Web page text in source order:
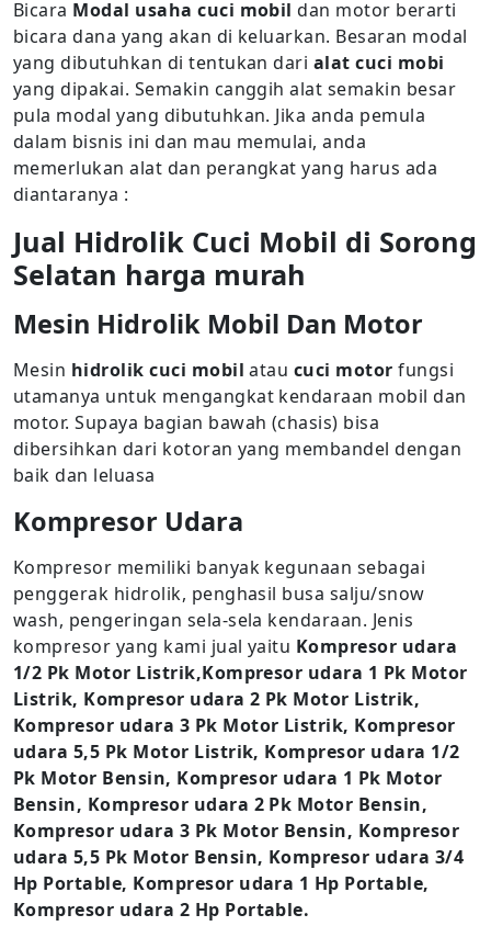
Bicara Modal usaha cuci mobil dan motor berarti
bicara dana yang akan di keluarkan. Besaran modal
yang dibutuhkan di tentukan dari alat cuci mobi
yang dipakai. Semakin canggih alat semakin besar
pula modal yang dibutuhkan. Jika anda pemula
dalam bisnis ini dan mau memulai, anda
memerlukan alat dan perangkat yang harus ada
diantaranya :
Jual Hidrolik Cuci Mobil di Sorong
Selatan harga murah
Mesin Hidrolik Mobil Dan Motor
Mesin hidrolik cuci mobil atau cuci motor fungsi
utamanya untuk mengangkat kendaraan mobil dan
motor. Supaya bagian bawah (chasis) bisa
dibersihkan dari kotoran yang membandel dengan
baik dan leluasa
Kompresor Udara
Kompresor memiliki banyak kegunaan sebagai
penggerak hidrolik, penghasil busa salju/snow
wash, pengeringan sela-sela kendaraan. Jenis
kompresor yang kami jual yaitu Kompresor udara
1/2 Pk Motor Listrik,Kompresor udara 1 Pk Motor
Listrik, Kompresor udara 2 Pk Motor Listrik,
Kompresor udara 3 Pk Motor Listrik, Kompresor
udara 5,5 Pk Motor Listrik, Kompresor udara 1/2
Pk Motor Bensin, Kompresor udara 1 Pk Motor
Bensin, Kompresor udara 2 Pk Motor Bensin,
Kompresor udara 3 Pk Motor Bensin, Kompresor
udara 5,5 Pk Motor Bensin, Kompresor udara 3/4
Hp Portable, Kompresor udara 1 Hp Portable,
Kompresor udara 2 Hp Portable.